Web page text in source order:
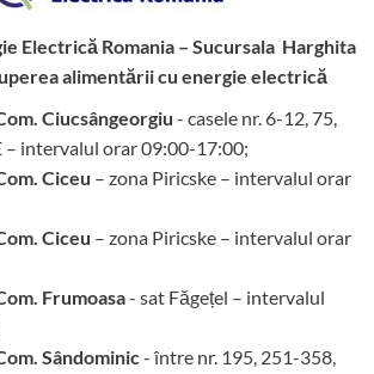
Electrică Romania – Sucursala Harghita
alimentării cu energie electrică
Ciucsângeorgiu - casele nr. 6-12, 75,
– intervalul orar 09:00-17:00;
Ciceu – zona Piricske – intervalul orar
Ciceu – zona Piricske – intervalul orar
Frumoasa- sat Făgețel – intervalul
Sândominic- între nr. 195, 251-358,